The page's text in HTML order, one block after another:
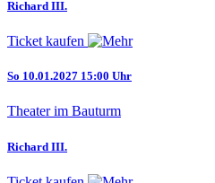
Richard III.
Ticket kaufen
So 10.01.2027 15:00 Uhr
Theater im Bauturm
Richard III.